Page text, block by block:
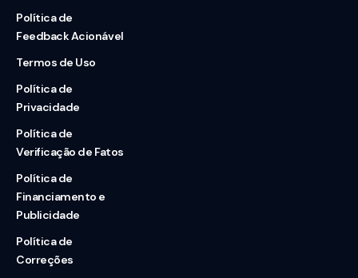
Política de
Feedback Acionável
Termos de Uso
Política de
Privacidade
Política de
Verificação de Fatos
Política de
Financiamento e
Publicidade
Política de
Correções